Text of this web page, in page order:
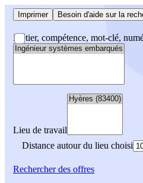
Imprimer Besoin d'aide sur la
Métier, compétence, mot-clé,
Lieu de travail
Distance autour du lieu choisi
Rechercherdes offres